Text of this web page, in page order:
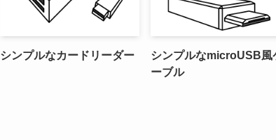
シンプルなカードリーダー
シンプルなmicroUSB風
ーブル